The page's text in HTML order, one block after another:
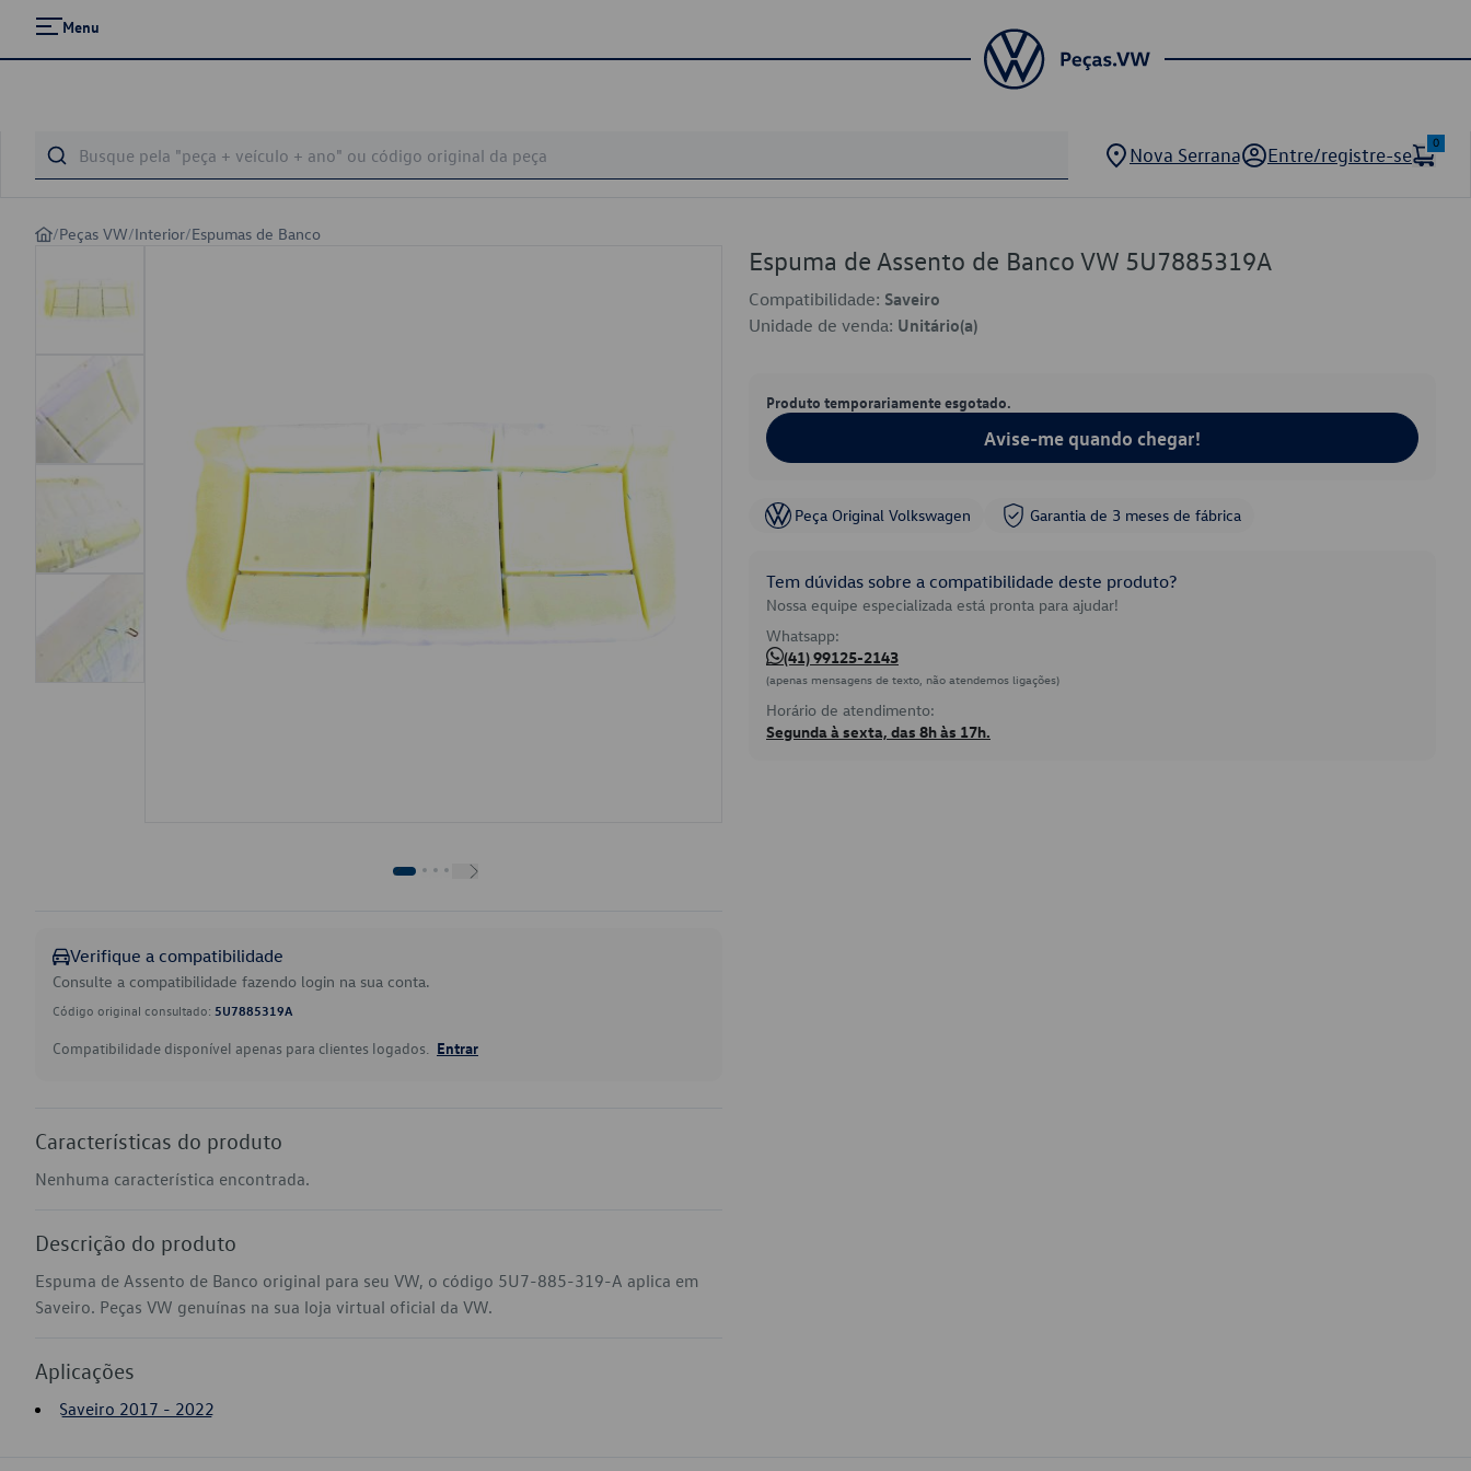
Menu
Nova Serrana Entre/registre-se
0
/Peças VW/Interior/Espumas de Banco
Verifique a compatibilidade
Consulte a compatibilidade fazendo login na sua conta.
Código original consultado: 5U7885319A
Compatibilidade disponível apenas para clientes logados. Entrar
Características do produto
Nenhuma característica encontrada.
Descrição do produto
Espuma de Assento de Banco original para seu VW, o código 5U7-885-319-A aplica em
Saveiro. Peças VW genuínas na sua loja virtual oficial da VW.
Aplicações
Saveiro 2017 - 2022
Espuma de Assento de Banco VW 5U7885319A
Compatibilidade: Saveiro
Unidade de venda: Unitário(a)
Produto temporariamente esgotado.
Avise-me quando chegar!
Peça Original Volkswagen Garantia de 3 meses de fábrica
Tem dúvidas sobre a compatibilidade deste produto?
Nossa equipe especializada está pronta para ajudar!
Whatsapp:
(41) 99125-2143
(apenas mensagens de texto, não atendemos ligações)
Horário de atendimento:
Segunda à sexta, das 8h às 17h.